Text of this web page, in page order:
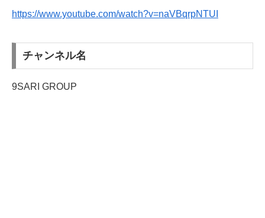
https://www.youtube.com/watch?v=naVBqrpNTUI
チャンネル名
9SARI GROUP